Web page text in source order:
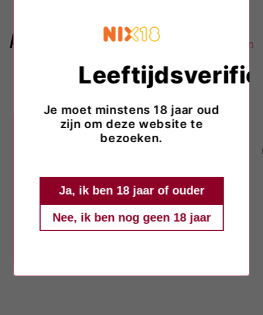
Andere blogs Alles bekijken
Rosé 🍷✨
Ingrediënten ❄️ 6–8 ijsblokjes🍷 100 ml
wijn en rosé in. Deze...
Je moet minstens 18 jaar oud
zijn om deze website te
bezoeken.
Ja, ik ben 18 jaar of ouder
Nee, ik ben nog geen 18 jaar